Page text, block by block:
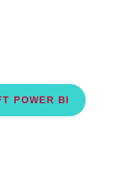
POWER BI